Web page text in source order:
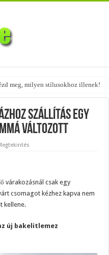
fel az 5 legjobb fazont!
szállítás egy
változott
várakozásnál csak egy
csomagot kézhez kapva nem
kellene.
új bakelitlemez